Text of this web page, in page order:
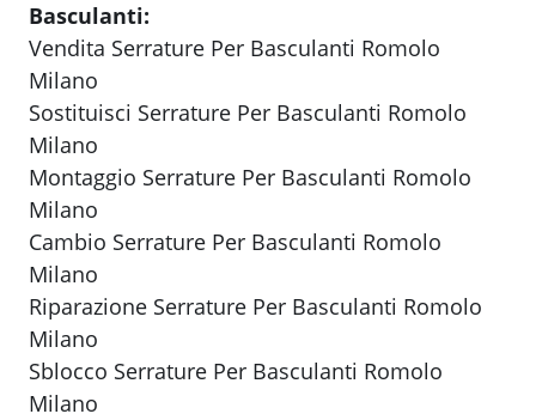
Basculanti:
Vendita Serrature Per Basculanti Romolo
Milano
Sostituisci Serrature Per Basculanti Romolo
Milano
Montaggio Serrature Per Basculanti Romolo
Milano
Cambio Serrature Per Basculanti Romolo
Milano
Riparazione Serrature Per Basculanti Romolo
Milano
Sblocco Serrature Per Basculanti Romolo
Milano